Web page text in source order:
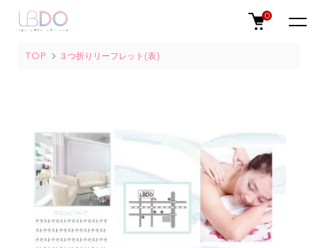
0
TOP ３つ折りリーフレット(表)